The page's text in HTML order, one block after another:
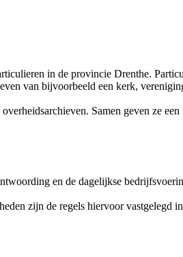
in de provincie Drenthe.
van bijvoorbeeld een kerk,
Samen geven ze
en de dagelijkse
zijn de regels hiervoor vastgelegd